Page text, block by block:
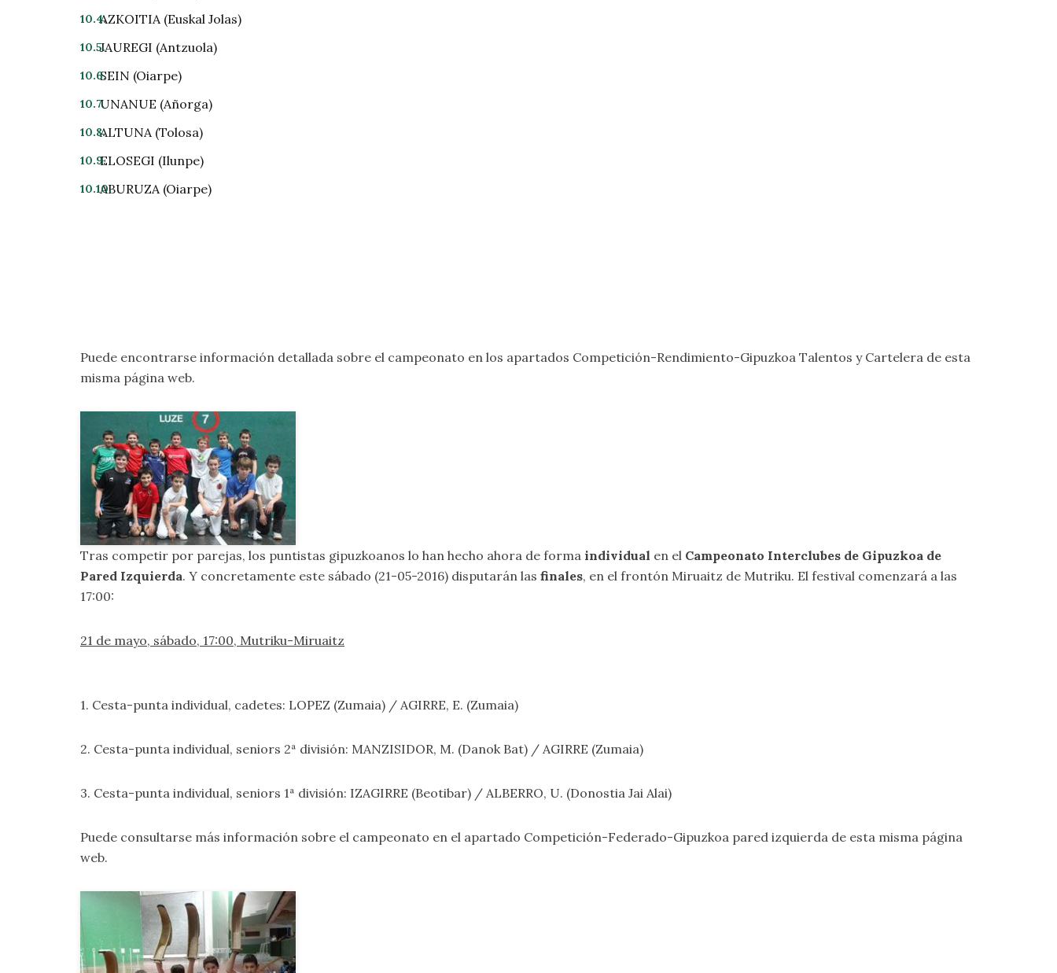
AZKOITIA (Euskal Jolas)
JAUREGI (Antzuola)
SEIN (Oiarpe)
UNANUE (Añorga)
ALTUNA (Tolosa)
ELOSEGI (Ilunpe)
ABURUZA (Oiarpe)
Puede encontrarse información detallada sobre el campeonato en los apartados Competición-Rendimiento-Gipuzkoa Talentos y Cartelera de esta
misma página web.
Tras competir por parejas, los puntistas gipuzkoanos lo han hecho ahora de forma individual en el Campeonato Interclubes de Gipuzkoa de
Pared Izquierda. Y concretamente este sábado (21-05-2016) disputarán las finales, en el frontón Miruaitz de Mutriku. El festival comenzará a las
17:00:
21 de mayo, sábado, 17:00, Mutriku-Miruaitz
1. Cesta-punta individual, cadetes: LOPEZ (Zumaia) / AGIRRE, E. (Zumaia)
2. Cesta-punta individual, seniors 2ª división: MANZISIDOR, M. (Danok Bat) / AGIRRE (Zumaia)
3. Cesta-punta individual, seniors 1ª división: IZAGIRRE (Beotibar) / ALBERRO, U. (Donostia Jai Alai)
Puede consultarse más información sobre el campeonato en el apartado Competición-Federado-Gipuzkoa pared izquierda de esta misma página
web.